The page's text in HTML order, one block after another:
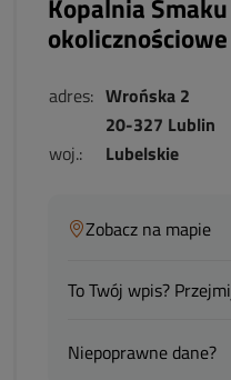
Kopalnia
adres: Wrońska 2
20-327 Lublin
woj.:
Lubelskie
Zobacz na mapie
To Twój wpis?
Niepoprawne dane?